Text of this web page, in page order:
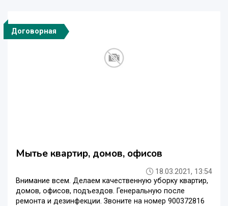
Договорная
Мытье квартир, домов, офисов
18.03.2021, 13:54
Внимание всем. Делаем качественную уборку квартир,
домов, офисов, подъездов. Генеральную после
ремонта и дезинфекции. Звоните на номер 900372816